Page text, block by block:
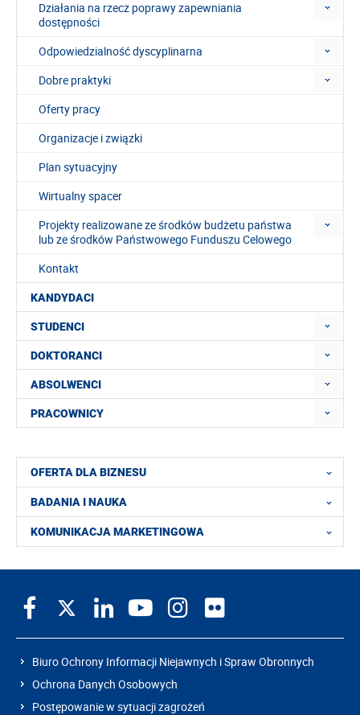
Działania na rzecz poprawy zapewniania
dostępności
Odpowiedzialność dyscyplinarna
Dobre praktyki
Oferty pracy
Organizacje i związki
Plan sytuacyjny
Wirtualny spacer
Projekty realizowane ze środków budżetu państwa
lub ze środków Państwowego Funduszu Celowego
Kontakt
KANDYDACI
STUDENCI
DOKTORANCI
ABSOLWENCI
PRACOWNICY
OFERTA DLA BIZNESU
BADANIA I NAUKA
KOMUNIKACJA MARKETINGOWA
Biuro Ochrony Informacji Niejawnych i Spraw Obronnych
Ochrona Danych Osobowych
Postępowanie w sytuacji zagrożeń